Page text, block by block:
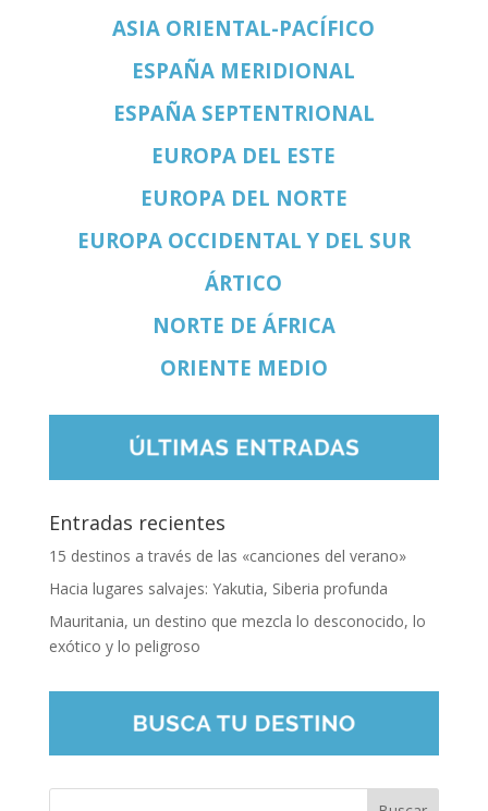
ASIA ORIENTAL-PACÍFICO
ESPAÑA MERIDIONAL
ESPAÑA SEPTENTRIONAL
EUROPA DEL ESTE
EUROPA DEL NORTE
EUROPA OCCIDENTAL Y DEL SUR
ÁRTICO
NORTE DE ÁFRICA
ORIENTE MEDIO
Entradas recientes
15 destinos a través de las «canciones del verano»
Hacia lugares salvajes: Yakutia, Siberia profunda
Mauritania, un destino que mezcla lo desconocido, lo
exótico y lo peligroso